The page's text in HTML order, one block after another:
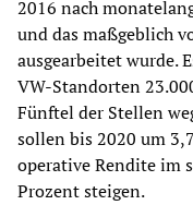
2016 nach
und das maßgeblich
ausgearbeitet wurde.
VW-Standorten
Fünftel der Stellen
sollen bis 2020 um
operative Rendite im
Prozent steigen.